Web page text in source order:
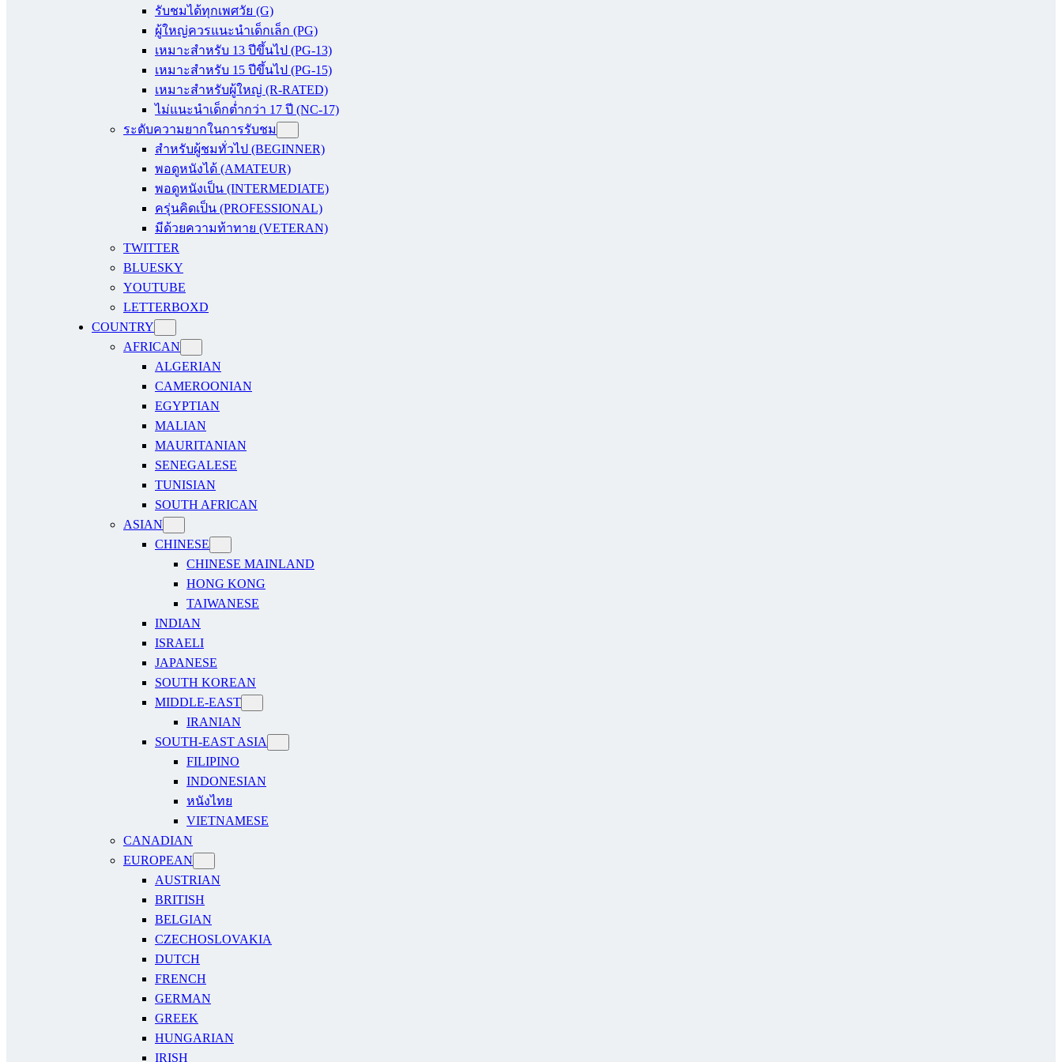
รับชมได้ทุกเพศวัย (G)
ผู้ใหญ่ควรแนะนำเด็กเล็ก (PG)
เหมาะสำหรับ 13 ปีขึ้นไป (PG-13)
เหมาะสำหรับ 15 ปีขึ้นไป (PG-15)
เหมาะสำหรับผู้ใหญ่ (R-RATED)
ไม่แนะนำเด็กต่ำกว่า 17 ปี (NC-17)
ระดับความยากในการรับชม
สำหรับผู้ชมทั่วไป (BEGINNER)
พอดูหนังได้ (AMATEUR)
พอดูหนังเป็น (INTERMEDIATE)
ครุ่นคิดเป็น (PROFESSIONAL)
มีด้วยความท้าทาย (VETERAN)
TWITTER
BLUESKY
YOUTUBE
LETTERBOXD
COUNTRY
AFRICAN
ALGERIAN
CAMEROONIAN
EGYPTIAN
MALIAN
MAURITANIAN
SENEGALESE
TUNISIAN
SOUTH AFRICAN
ASIAN
CHINESE
CHINESE MAINLAND
HONG KONG
TAIWANESE
INDIAN
ISRAELI
JAPANESE
SOUTH KOREAN
MIDDLE-EAST
IRANIAN
SOUTH-EAST ASIA
FILIPINO
INDONESIAN
หนังไทย
VIETNAMESE
CANADIAN
EUROPEAN
AUSTRIAN
BRITISH
BELGIAN
CZECHOSLOVAKIA
DUTCH
FRENCH
GERMAN
GREEK
HUNGARIAN
IRISH